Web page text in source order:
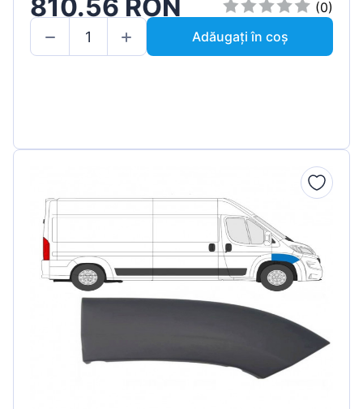
810.56 RON
(0)
Adăugați în coș